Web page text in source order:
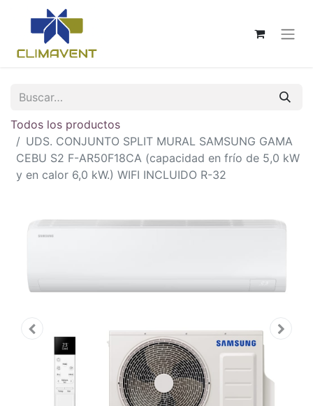
Todos los productos
UDS. CONJUNTO SPLIT MURAL SAMSUNG GAMA
CEBU S2 F-AR50F18CA (capacidad en frío de 5,0 kW
y en calor 6,0 kW.) WIFI INCLUIDO R-32